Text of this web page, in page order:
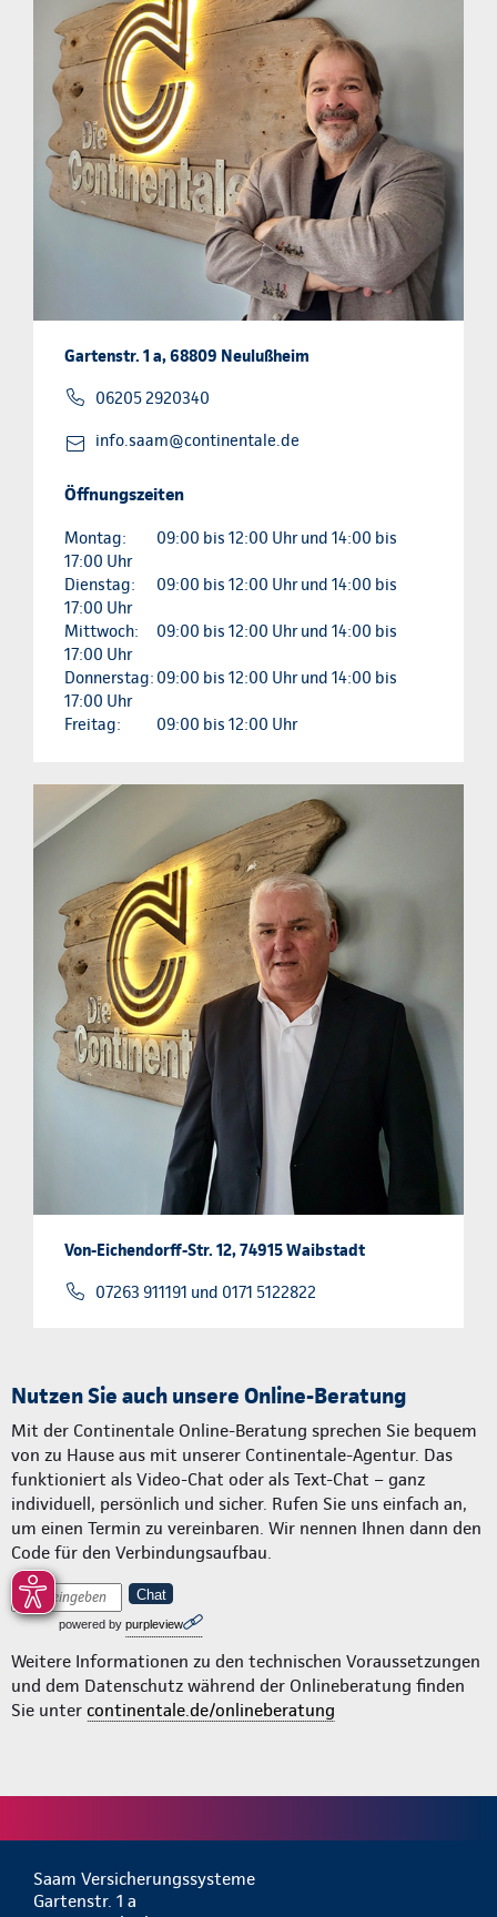
Gartenstr. 1 a, 68809 Neulußheim
06205 2920340
info.saam@continentale.de
Öffnungszeiten
Montag:
09:00 bis 12:00 Uhr und 14:00 bis
17:00 Uhr
Dienstag:
09:00 bis 12:00 Uhr und 14:00 bis
17:00 Uhr
Mittwoch:
09:00 bis 12:00 Uhr und 14:00 bis
17:00 Uhr
Donnerstag: 09:00 bis 12:00 Uhr und 14:00 bis
17:00 Uhr
Freitag:
09:00 bis 12:00 Uhr
Von-Eichendorff-Str. 12, 74915 Waibstadt
07263 911191 und 0171 5122822
Nutzen Sie auch unsere Online-Beratung
Mit der Continentale Online-Beratung sprechen Sie bequem
von zu Hause aus mit unserer Continentale-Agentur. Das
funktioniert als Video-Chat oder als Text-Chat – ganz
individuell, persönlich und sicher. Rufen Sie uns einfach an,
um einen Termin zu vereinbaren. Wir nennen Ihnen dann den
Code für den Verbindungsaufbau.
Chat
powered by purpleview
Weitere Informationen zu den technischen Voraussetzungen
und dem Datenschutz während der Onlineberatung finden
Sie unter continentale.de/onlineberatung
Saam Versicherungssysteme
Gartenstr. 1 a